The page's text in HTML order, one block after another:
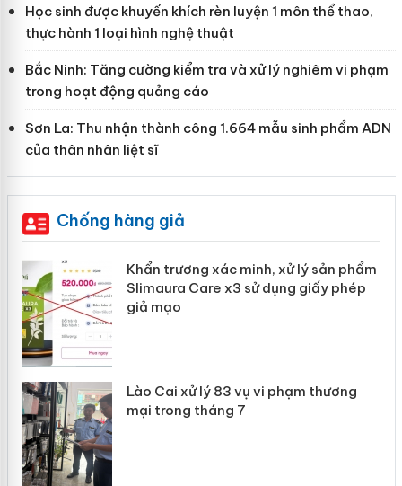
Học sinh được khuyến khích rèn luyện 1 môn thể thao,
thực hành 1 loại hình nghệ thuật
Bắc Ninh: Tăng cường kiểm tra và xử lý nghiêm vi phạm
trong hoạt động quảng cáo
Sơn La: Thu nhận thành công 1.664 mẫu sinh phẩm ADN
của thân nhân liệt sĩ
Chống hàng giả
Khẩn trương xác minh, xử lý sản phẩm
Slimaura Care x3 sử dụng giấy phép
giả mạo
Lào Cai xử lý 83 vụ vi phạm thương
mại trong tháng 7